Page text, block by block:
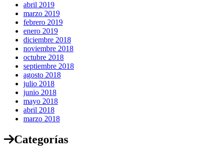
abril 2019
marzo 2019
febrero 2019
enero 2019
diciembre 2018
noviembre 2018
octubre 2018
septiembre 2018
agosto 2018
julio 2018
junio 2018
mayo 2018
abril 2018
marzo 2018
Categorías